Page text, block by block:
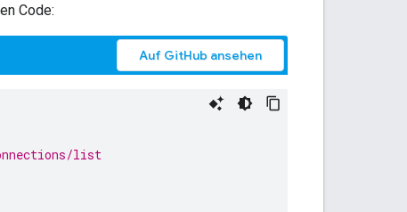
Code:
Auf GitHub ansehen
list